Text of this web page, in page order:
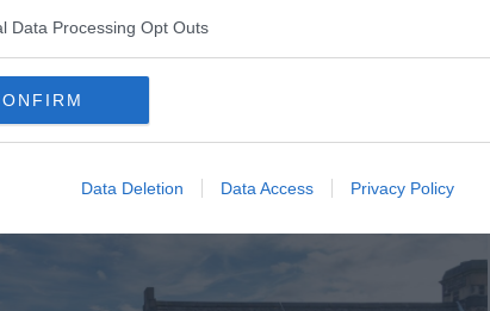
Data Processing Opt Outs
Data Deletion Data Access Privacy Policy
aux visiteurs qui pensent avoir tout vu.
si vous suivez l’intégralité du parcours, et il est